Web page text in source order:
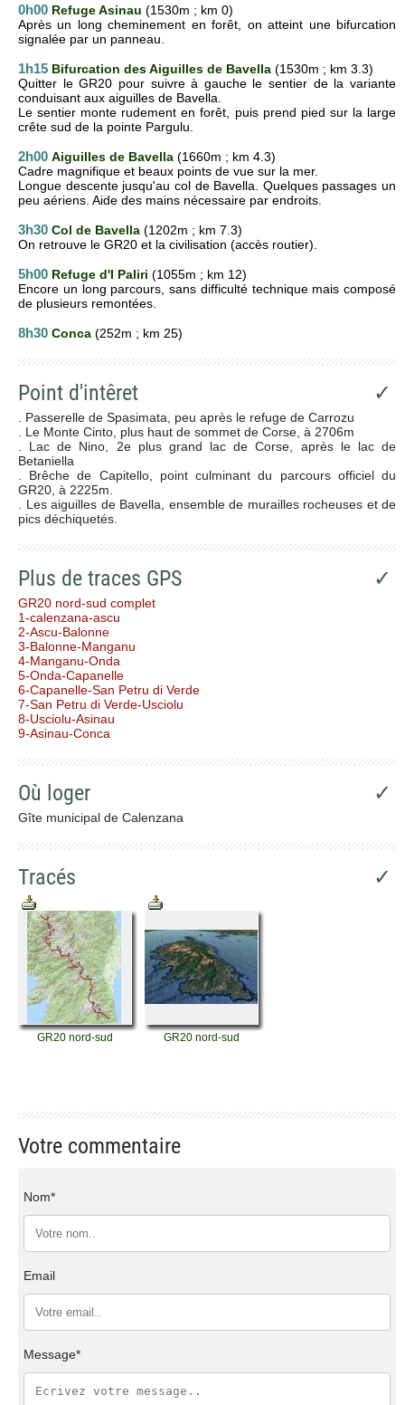
0h00 Refuge Asinau (1530m ; km 0)
Après un long cheminement en forêt, on atteint une bifurcation
signalée par un panneau.
1h15 Bifurcation des Aiguilles de Bavella (1530m ; km 3.3)
Quitter le GR20 pour suivre à gauche le sentier de la variante
conduisant aux aiguilles de Bavella.
Le sentier monte rudement en forêt, puis prend pied sur la large
crête sud de la pointe Pargulu.
2h00 Aiguilles de Bavella (1660m ; km 4.3)
Cadre magnifique et beaux points de vue sur la mer.
Longue descente jusqu'au col de Bavella. Quelques passages un
peu aériens. Aide des mains nécessaire par endroits.
3h30 Col de Bavella (1202m ; km 7.3)
On retrouve le GR20 et la civilisation (accès routier).
5h00 Refuge d'I Paliri (1055m ; km 12)
Encore un long parcours, sans difficulté technique mais composé
de plusieurs remontées.
8h30 Conca (252m ; km 25)
Point d'intêret ✓
. Passerelle de Spasimata, peu après le refuge de Carrozu
. Le Monte Cinto, plus haut de sommet de Corse, à 2706m
. Lac de Nino, 2e plus grand lac de Corse, après le lac de
Betaniella
. Brêche de Capitello, point culminant du parcours officiel du
GR20, à 2225m.
. Les aiguilles de Bavella, ensemble de murailles rocheuses et de
pics déchiquetés.
Plus de traces GPS ✓
GR20 nord-sud complet
1-calenzana-ascu
2-Ascu-Balonne
3-Balonne-Manganu
4-Manganu-Onda
5-Onda-Capanelle
6-Capanelle-San Petru di Verde
7-San Petru di Verde-Usciolu
8-Usciolu-Asinau
9-Asinau-Conca
Où loger ✓
Gîte municipal de Calenzana
Tracés ✓
GR20 nord-sud GR20 nord-sud
Votre commentaire
Nom*
Email
Message*